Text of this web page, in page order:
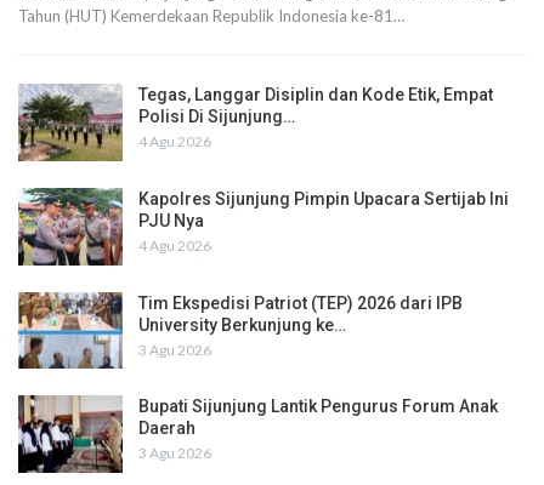
Tahun (HUT) Kemerdekaan Republik Indonesia ke-81…
Tegas, Langgar Disiplin dan Kode Etik, Empat
Polisi Di Sijunjung…
4 Agu 2026
Kapolres Sijunjung Pimpin Upacara Sertijab Ini
PJU Nya
4 Agu 2026
Tim Ekspedisi Patriot (TEP) 2026 dari IPB
University Berkunjung ke…
3 Agu 2026
Bupati Sijunjung Lantik Pengurus Forum Anak
Daerah
3 Agu 2026